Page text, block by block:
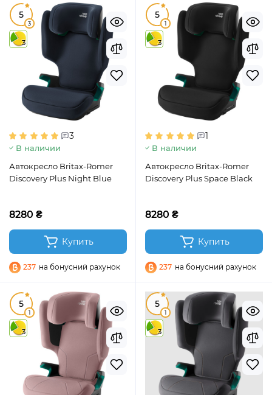
5
3
3
3
В наличии
Автокресло Britax-Romer
Discovery Plus Night Blue
8280 ₴
Купить
237 на бонусний рахунок
5
1
3
1
В наличии
Автокресло Britax-Romer
Discovery Plus Space Black
8280 ₴
Купить
237 на бонусний рахунок
5
1
3
5
1
3